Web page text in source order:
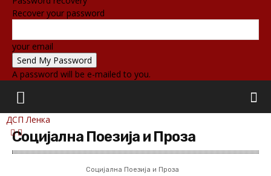
Recover your password
your email
A password will be e-mailed to you.
ДСП Ленка
Социјална Поезија и Проза
Социјална Поезија и Проза